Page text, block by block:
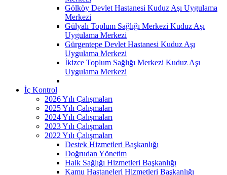
Gölköy Devlet Hastanesi Kuduz Aşı Uygulama
Merkezi
Gülyalı Toplum Sağlığı Merkezi Kuduz Aşı
Uygulama Merkezi
Gürgentepe Devlet Hastanesi Kuduz Aşı
Uygulama Merkezi
İkizce Toplum Sağlığı Merkezi Kuduz Aşı
Uygulama Merkezi
İç Kontrol
2026 Yılı Çalışmaları
2025 Yılı Çalışmaları
2024 Yılı Çalışmaları
2023 Yılı Çalışmaları
2022 Yılı Çalışmaları
Destek Hizmetleri Başkanlığı
Doğrudan Yönetim
Halk Sağlığı Hizmetleri Başkanlığı
Kamu Hastaneleri Hizmetleri Başkanlığı